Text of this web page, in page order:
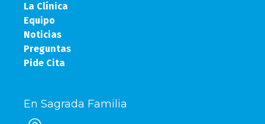
La Clínica
Equipo
Noticias
Preguntas
Pide Cita
En Sagrada Familia